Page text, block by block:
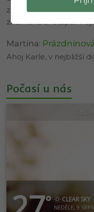
znamená prodloužení
znamená 3. etapa?
Martina:
Ahoj Karle, v nejbližší
Počasí u nás
° CLEAR SKY
NEDĚLE, 9